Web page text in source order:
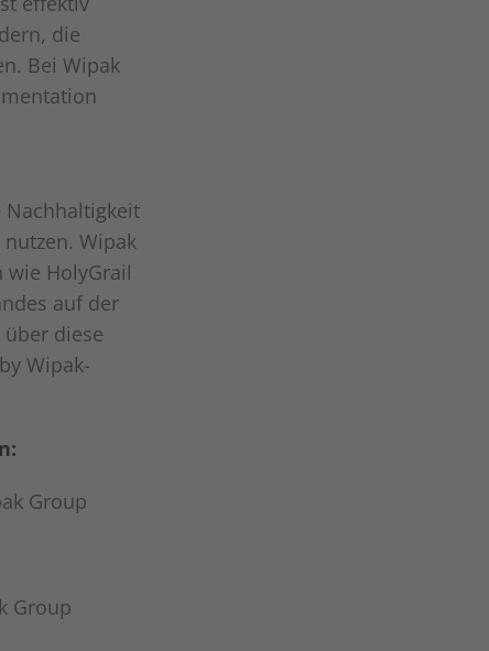
die
Bei Wipak
Nachhaltigkeit
Wipak
HolyGrail
auf der
diese
Wipak-
Group
Group